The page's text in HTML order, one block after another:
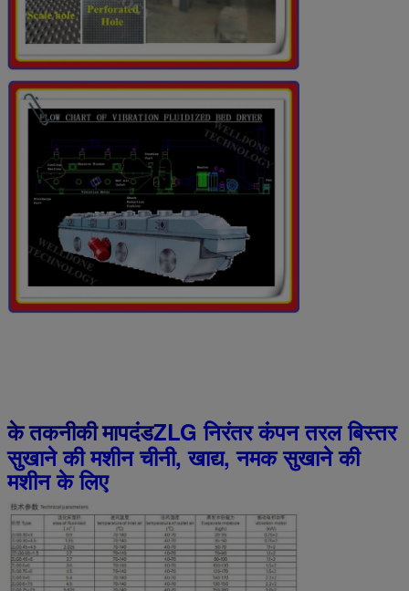
के तकनीकी मापदंडZLG निरंतर कंपन तरल बिस्तर
सुखाने की मशीन चीनी, खाद्य, नमक सुखाने की
मशीन के लिए